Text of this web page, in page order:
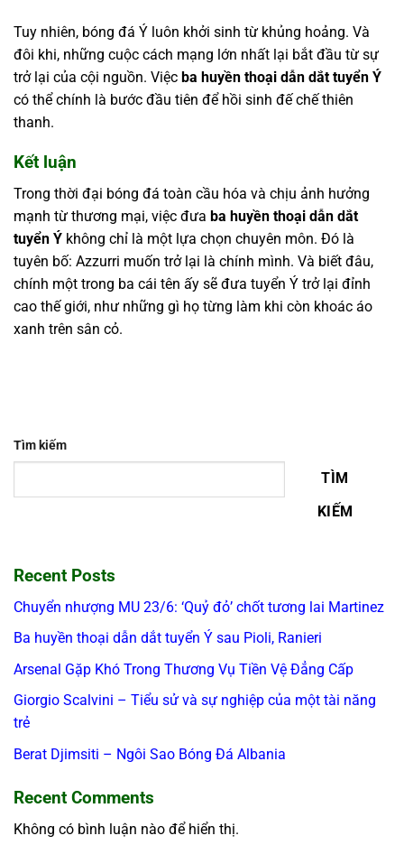
Tuy nhiên, bóng đá Ý luôn khởi sinh từ khủng hoảng. Và
đôi khi, những cuộc cách mạng lớn nhất lại bắt đầu từ sự
trở lại của cội nguồn. Việc ba huyền thoại dẫn dắt tuyển Ý
có thể chính là bước đầu tiên để hồi sinh đế chế thiên
thanh.
Kết luận
Trong thời đại bóng đá toàn cầu hóa và chịu ảnh hưởng
mạnh từ thương mại, việc đưa ba huyền thoại dẫn dắt
tuyển Ý không chỉ là một lựa chọn chuyên môn. Đó là
tuyên bố: Azzurri muốn trở lại là chính mình. Và biết đâu,
chính một trong ba cái tên ấy sẽ đưa tuyển Ý trở lại đỉnh
cao thế giới, như những gì họ từng làm khi còn khoác áo
xanh trên sân cỏ.
Tìm kiếm
TÌM
KIẾM
Recent Posts
Chuyển nhượng MU 23/6: ‘Quỷ đỏ’ chốt tương lai Martinez
Ba huyền thoại dẫn dắt tuyển Ý sau Pioli, Ranieri
Arsenal Gặp Khó Trong Thương Vụ Tiền Vệ Đẳng Cấp
Giorgio Scalvini – Tiểu sử và sự nghiệp của một tài năng
trẻ
Berat Djimsiti – Ngôi Sao Bóng Đá Albania
Recent Comments
Không có bình luận nào để hiển thị.